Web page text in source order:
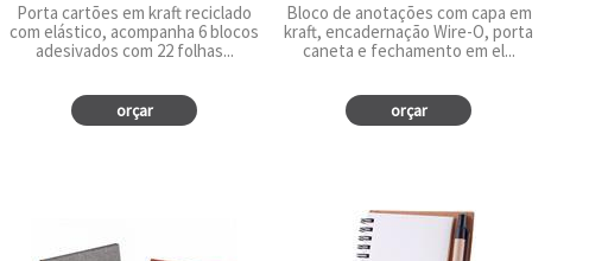
Porta cartões em kraft reciclado
com elástico, acompanha 6 blocos
adesivados com 22 folhas...
orçar
Bloco de anotações com capa em
kraft, encadernação Wire-O, porta
caneta e fechamento em el...
orçar